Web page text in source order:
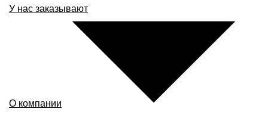
У нас заказывают
О компании